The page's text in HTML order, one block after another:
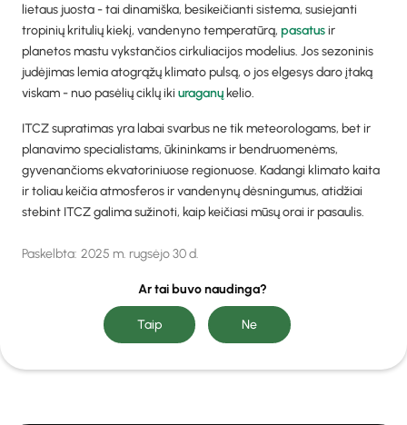
lietaus juosta - tai dinamiška, besikeičianti sistema, susiejanti
tropinių kritulių kiekį, vandenyno temperatūrą, pasatusir
planetos mastu vykstančios cirkuliacijos modelius. Jos sezoninis
judėjimas lemia atogrąžų klimato pulsą, o jos elgesys daro įtaką
viskam - nuo pasėlių ciklų iki uraganų kelio.
ITCZ supratimas yra labai svarbus ne tik meteorologams, bet ir
planavimo specialistams, ūkininkams ir bendruomenėms,
gyvenančioms ekvatoriniuose regionuose. Kadangi klimato kaita
ir toliau keičia atmosferos ir vandenynų dėsningumus, atidžiai
stebint ITCZ galima sužinoti, kaip keičiasi mūsų orai ir pasaulis.
Paskelbta: 2025 m. rugsėjo 30 d.
Ar tai buvo naudinga?